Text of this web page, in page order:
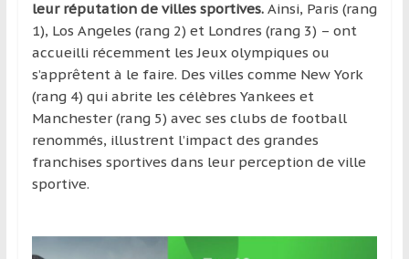
leur réputation de villes sportives.Ainsi, Paris (rang
1), Los Angeles (rang 2) et Londres (rang 3) – ont
accueilli récemment les Jeux olympiques ou
s’apprêtent à le faire. Des villes comme New York
(rang 4) qui abrite les célèbres Yankees et
Manchester (rang 5) avec ses clubs de football
renommés, illustrent l’impact des grandes
franchises sportives dans leur perception de ville
sportive.